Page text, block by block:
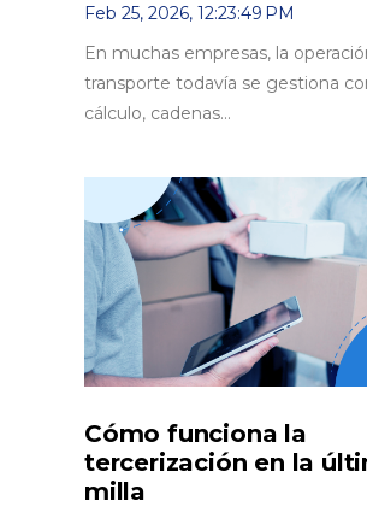
Feb 25, 2026, 12:23:49 PM
En muchas empresas, la
transporte todavía se gestiona
cálculo, cadenas...
Cómo funciona la
tercerización en la
milla